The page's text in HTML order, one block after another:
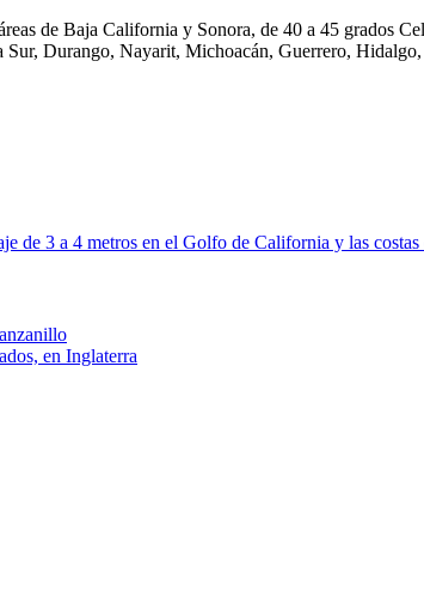
de Baja California y Sonora, de 40 a 45 grados
Durango, Nayarit, Michoacán, Guerrero,
de 3 a 4 metros en el Golfo de California y las
en Inglaterra